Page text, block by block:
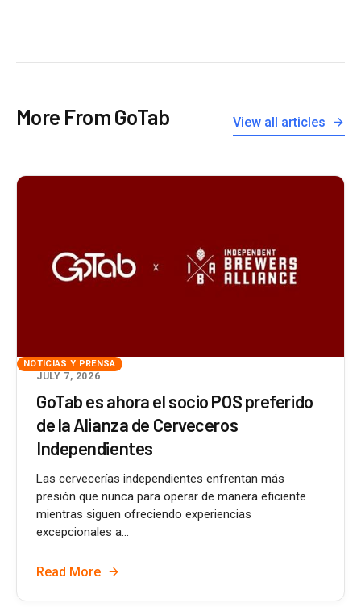
More From GoTab View all articles
NOTICIAS Y PRENSA
JULY 7, 2026
GoTab es ahora el socio POS preferido
de la Alianza de Cerveceros
Independientes
Las cervecerías independientes enfrentan más
presión que nunca para operar de manera eficiente
mientras siguen ofreciendo experiencias
excepcionales a...
Read More